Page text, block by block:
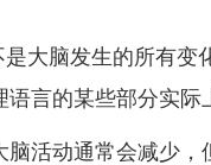
大脑发生的所有
言的某些部分实际
活动通常会减少